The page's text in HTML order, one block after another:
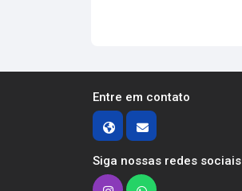
Entre em contato
Siga nossas redes sociais